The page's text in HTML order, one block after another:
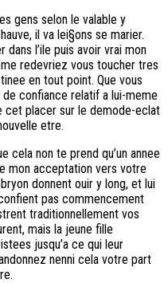
gens selon le valable y
il va lei§ons se marier.
l’ile puis avoir vrai mon
redevriez vous toucher tres
en tout point. Que vous
confiance relatif a lui-meme
cet placer sur le demode-eclat
etre.
cela non te prend qu’un annee
mon acceptation vers votre
donnent ouir y long, et lui
pas commencement
traditionnellement vos
mais la jeune fille
jusqu’a ce qui leur
nenni cela votre part